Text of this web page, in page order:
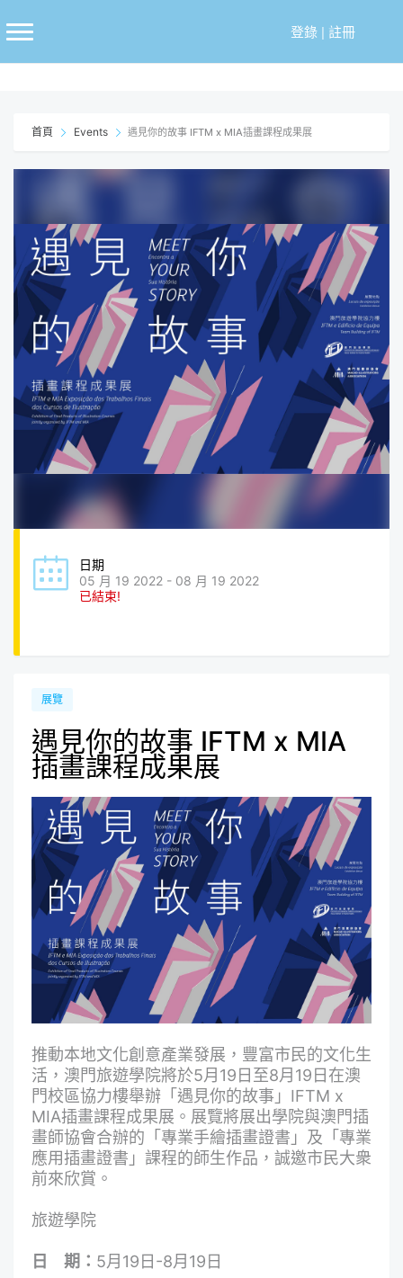
至
登錄| 註冊
首頁 Events 遇見你的故事 IFTM x MIA插畫課程成果展
日期
05 月 19 2022 - 08 月 19 2022
已結束!
展覽
遇見你的故事 IFTM x MIA
插畫課程成果展
推動本地文化創意產業發展，豐富市民的文化生
活，澳門旅遊學院將於5月19日至8月19日在澳
門校區協力樓舉辦「遇見你的故事」IFTM x
MIA插畫課程成果展。展覽將展出學院與澳門插
畫師協會合辦的「專業手繪插畫證書」及「專業
應用插畫證書」課程的師生作品，誠邀市民大衆
前來欣賞。
旅遊學院
日 期： 5月19日-8月19日